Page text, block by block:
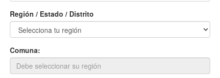
Región / Estado / Distrito
Comuna: